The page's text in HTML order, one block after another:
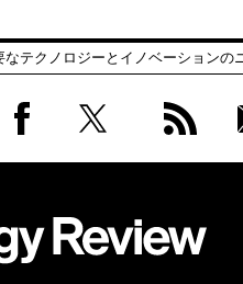
なテクノロジーとイノベーションの